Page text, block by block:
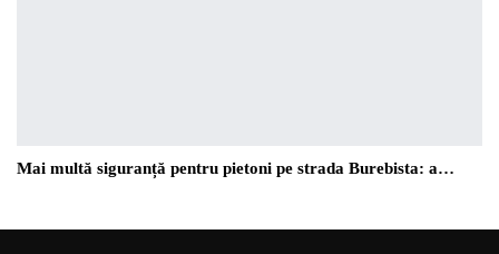
Mai multă siguranță pentru pietoni pe strada Burebista: a…